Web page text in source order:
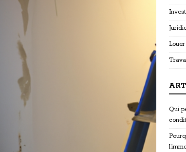
Louer
Qui